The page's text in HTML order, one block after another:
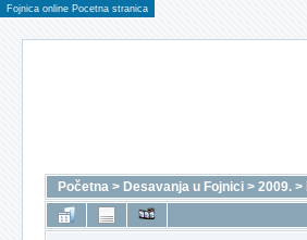
Fojnica online Pocetna stranica
Početna > Desavanja u Fojnici > 2009. >